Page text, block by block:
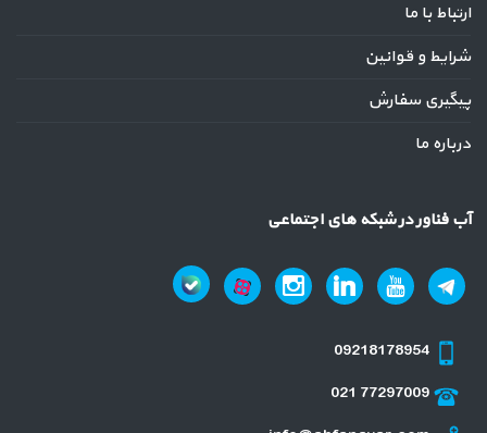
ارتباط با ما
شرایط و قوانین
پیگیری سفارش
درباره ما
آب فناور در شبکه های اجتماعی
09218178954
021 77297009